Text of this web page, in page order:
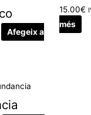
Afegeix a
15.00€
més